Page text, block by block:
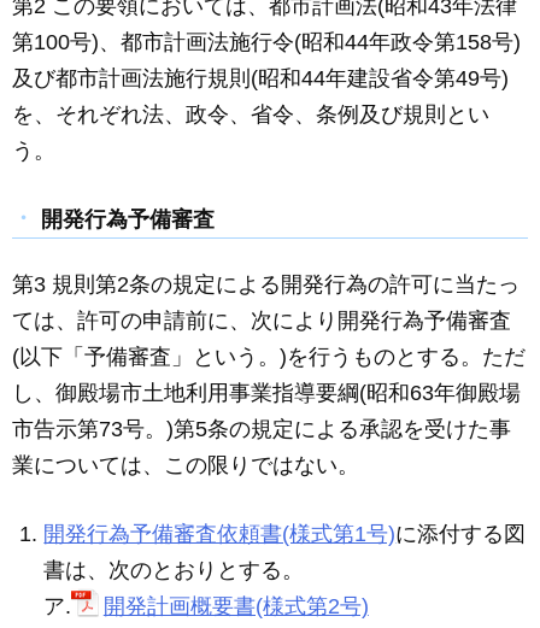
第2 この要領においては、都市計画法(昭和43年法律
第100号)、都市計画法施行令(昭和44年政令第158号)
及び都市計画法施行規則(昭和44年建設省令第49号)
を、それぞれ法、政令、省令、条例及び規則とい
う。
開発行為予備審査
第3 規則第2条の規定による開発行為の許可に当たっ
ては、許可の申請前に、次により開発行為予備審査
(以下「予備審査」という。)を行うものとする。ただ
し、御殿場市土地利用事業指導要綱(昭和63年御殿場
市告示第73号。)第5条の規定による承認を受けた事
業については、この限りではない。
開発行為予備審査依頼書(様式第1号)に添付する図
書は、次のとおりとする。
ア.
開発計画概要書(様式第2号)